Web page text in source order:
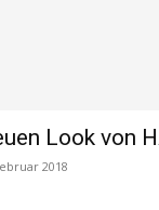
Look von
2018